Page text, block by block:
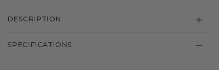
DESCRIPTION
SPECIFICATIONS